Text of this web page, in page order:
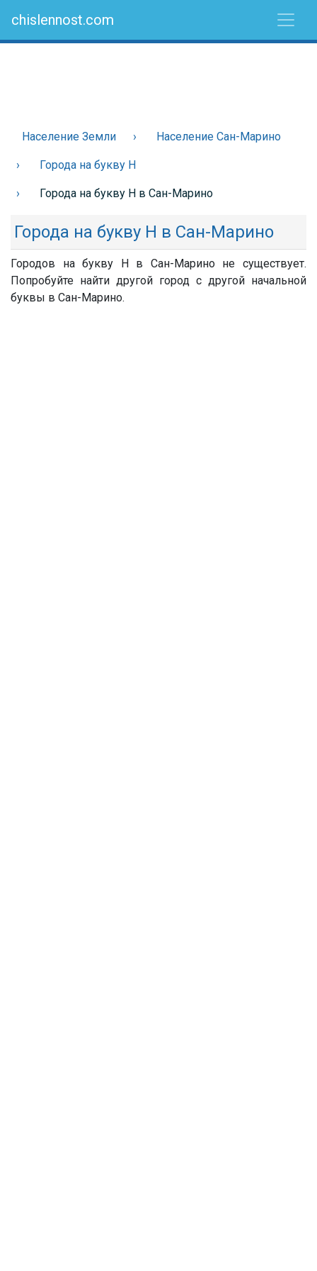
chislennost.com
Население Земли Население Сан-Марино
Города на букву Н
Города на букву Н в Сан-Марино
Города на букву Н в Сан-Марино
Городов на букву Н в Сан-Марино не существует.
Попробуйте найти другой город с другой начальной
буквы в Сан-Марино.